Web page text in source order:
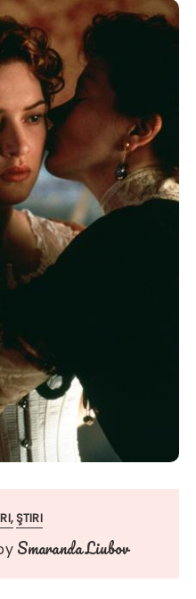
ŞTIRI
Smaranda Liubov